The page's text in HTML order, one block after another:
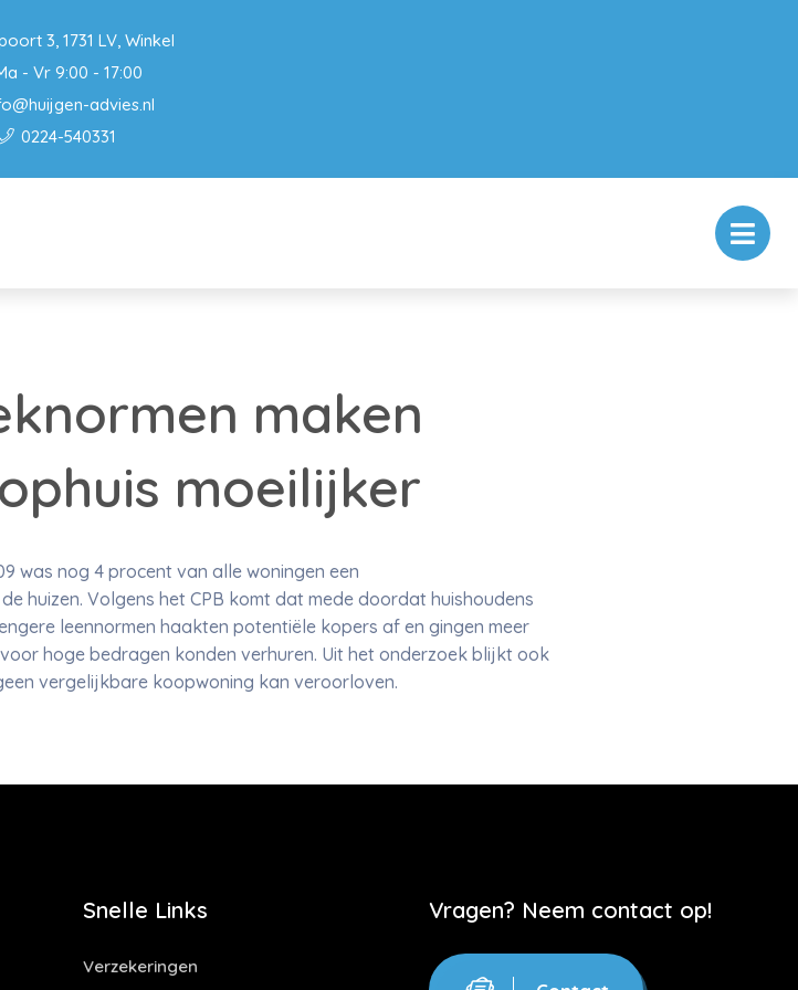
3, 1731 LV, Winkel
- Vr 9:00 - 17:00
advies.nl
0224-540331
maken
moeilijker
was nog 4 procent van alle woningen een
huizen. Volgens het CPB komt dat mede doordat huishoudens
leennormen haakten potentiële kopers af en gingen meer
hoge bedragen konden verhuren. Uit het onderzoek blijkt ook
vergelijkbare koopwoning kan veroorloven.
Snelle Links
Verzekeringen
Vragen? Neem contact op!